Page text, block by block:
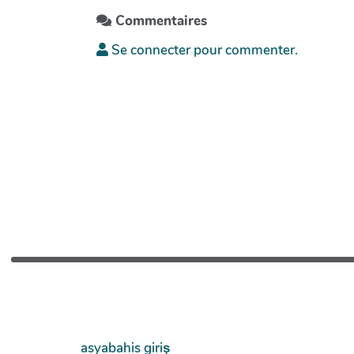
Commentaires
Se connecter pour commenter.
asyabahis giriş